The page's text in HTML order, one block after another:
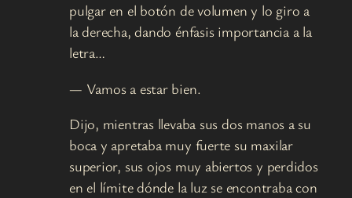
pulgar en el botón de volumen y lo giro a
la derecha, dando énfasis importancia a la
letra…
— Vamos a estar bien.
Dijo, mientras llevaba sus dos manos a su
boca y apretaba muy fuerte su maxilar
superior, sus ojos muy abiertos y perdidos
en el límite dónde la luz se encontraba con